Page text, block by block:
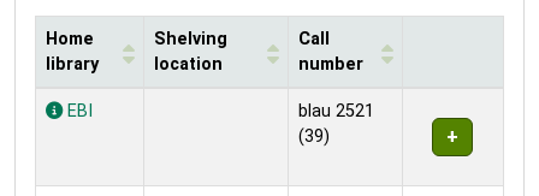
Holdings
Home
library
Shelving
location
Call
number
EBI
blau 2521
(39)